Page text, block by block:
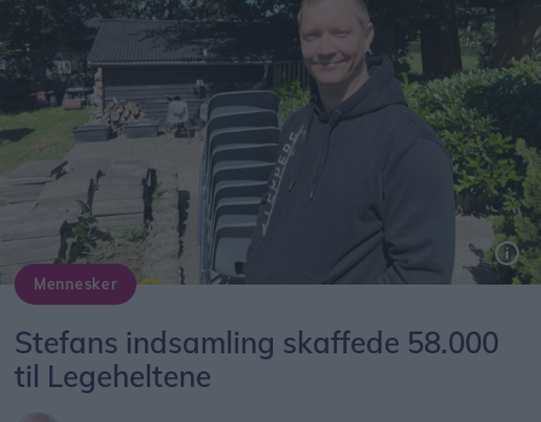
Forud for overrækkelsen blev Saltum IF's nye
træskårne Nols Ridder-statue afsløret.
Statuen bliver fremover et varigt symbol på
hæderen og bærer navnene på alle tidligere
modtagere af Nols Ridder-ordenen.
Mennesker
Stefans indsamling skaffede 58.000
til Legeheltene